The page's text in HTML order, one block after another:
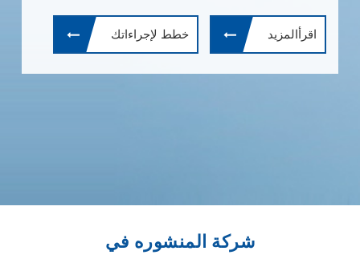
اقرأالمزيد خطط لإجراءاتك
شركة المنشوره في